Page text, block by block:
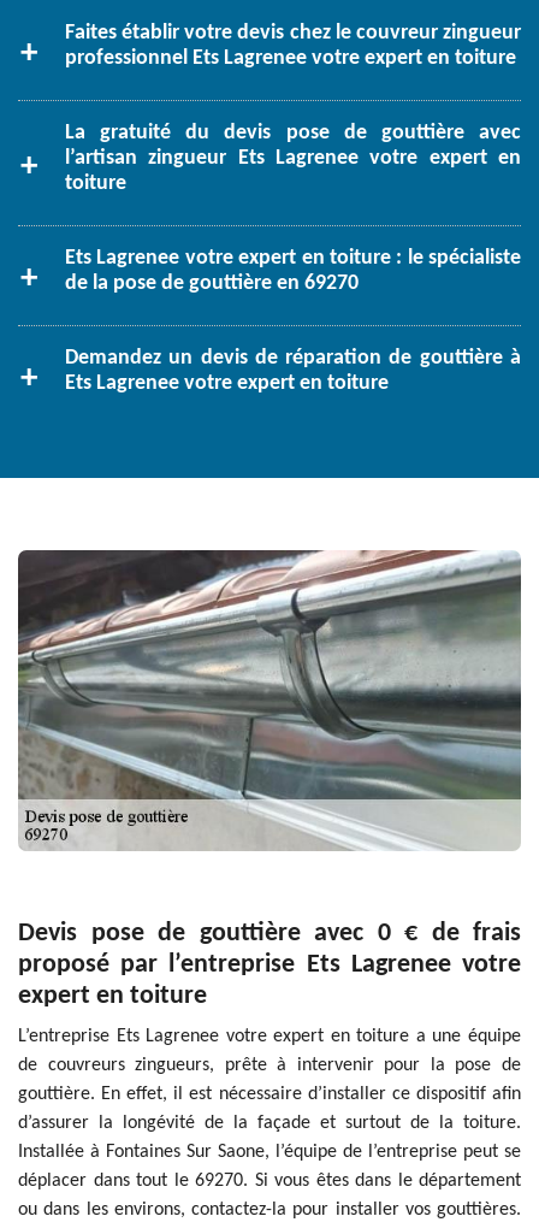
Faites établir votre devis chez le couvreur zingueur
professionnel Ets Lagrenee votre expert en toiture
La gratuité du devis pose de gouttière avec
l’artisan zingueur Ets Lagrenee votre expert en
toiture
Ets Lagrenee votre expert en toiture : le spécialiste
de la pose de gouttière en 69270
Demandez un devis de réparation de gouttière à
Ets Lagrenee votre expert en toiture
Devis pose de gouttière avec 0 € de frais
proposé par l’entreprise Ets Lagrenee votre
expert en toiture
L’entreprise Ets Lagrenee votre expert en toiture a une équipe
de couvreurs zingueurs, prête à intervenir pour la pose de
gouttière. En effet, il est nécessaire d’installer ce dispositif afin
d’assurer la longévité de la façade et surtout de la toiture.
Installée à Fontaines Sur Saone, l’équipe de l’entreprise peut se
déplacer dans tout le 69270. Si vous êtes dans le département
ou dans les environs, contactez-la pour installer vos gouttières.